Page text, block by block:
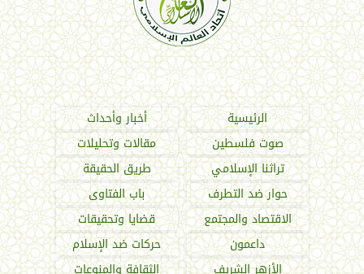
اتحاد العالم الإسلامي
الرئيسية
أخبار وأحداث
صوت فلسطين
مقالات وتحليلات
تراثنا الإسلامي
طريق الحقيقة
حوار ضد التطرف
باب الفتاوى
الاقتصاد والمجتمع
قضايا وتحقيقات
داعمون
حركات ضد الإسلام
الأزهر الشريف
الثقافة والمنوعات